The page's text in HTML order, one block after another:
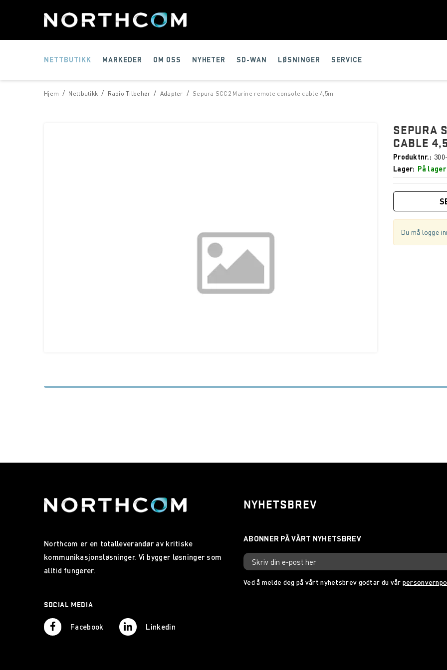
NETTBUTIKK MARKEDER OM OSS NYHETER SD-WAN LØSNINGER SERVICE
/
Hjem /
Nettbutikk /
Radio Tilbehør /
Adapter Sepura SCC2 Marine remote console cable 4,5m
SEPURA
CABLE
Produktnr.
Lager
På lager
Du må logge
Northcom er en totalleverandør av kritiske
kommunikasjonsløsninger. Vi bygger løsninger som
alltid fungerer.
SOCIAL MEDIA
Facebook Linkedin
NYHETSBREV
Ved å melde deg på vårt nyhetsbrev godtar du vår